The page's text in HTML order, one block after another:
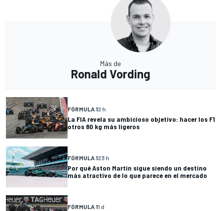
Más de
Ronald Vording
FÓRMULA 12 h
La FIA revela su ambicioso objetivo: hacer los F1
otros 80 kg más ligeros
FÓRMULA 123 h
Por qué Aston Martin sigue siendo un destino
más atractivo de lo que parece en el mercado
FÓRMULA 11 d